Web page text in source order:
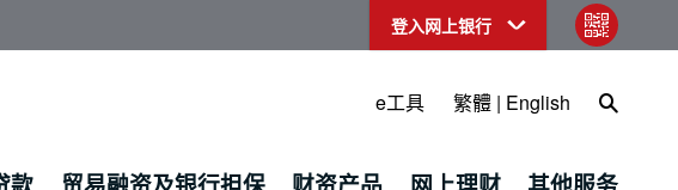
登入网上银行
qr code
e工具 繁體 | English Open